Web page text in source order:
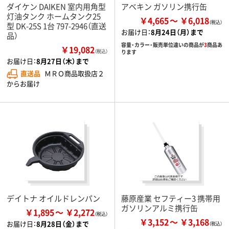
ダイケン DAIKEN 室内用角型
灯油タンク ホームタンク25
型 DK-25S 1台 797-2946（直送
品）
￥19,082（税込）
お届け日：8月27日（木）まで
直送品 ＭＲＯ商品取扱店２
からお届け
アベキン ガソリン携行缶
￥4,665 ￥6,018
お届け日：8月24日（月）まで
容量・カラー・販売単位違いの商品が3商品あ
ります
デイトナ オイルドレンパン
￥1,895 ￥2,272
お届け日：8月28日（金）まで
藤原産業 セフティー3 携帯用
ガソリンアルミ携行缶
￥3,152 ￥3,168